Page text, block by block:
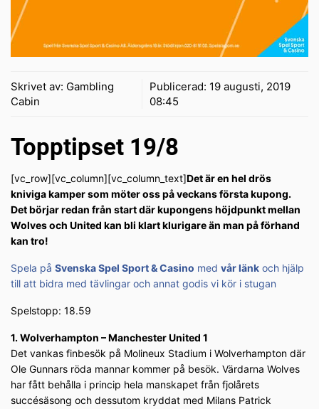
Skrivet av: Gambling
Cabin
Publicerad: 19 augusti, 2019
08:45
Topptipset 19/8
[vc_row][vc_column][vc_column_text]Det är en hel drös
kniviga kamper som möter oss på veckans första kupong.
Det börjar redan från start där kupongens höjdpunkt mellan
Wolves och United kan bli klart klurigare än man på förhand
kan tro!
Spela på Svenska Spel Sport & Casino med vår länk och hjälp
till att bidra med tävlingar och annat godis vi kör i stugan
Spelstopp: 18.59
1. Wolverhampton – Manchester United 1
Det vankas finbesök på Molineux Stadium i Wolverhampton där
Ole Gunnars röda mannar kommer på besök. Värdarna Wolves
har fått behålla i princip hela manskapet från fjolårets
succésäsong och dessutom kryddat med Milans Patrick